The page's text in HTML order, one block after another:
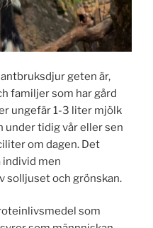
geten är,
familjer som har gård
ungefär 1-3 liter mjölk
under tidig vår eller sen
om dagen. Det
individ men
solljuset och grönskan.
som